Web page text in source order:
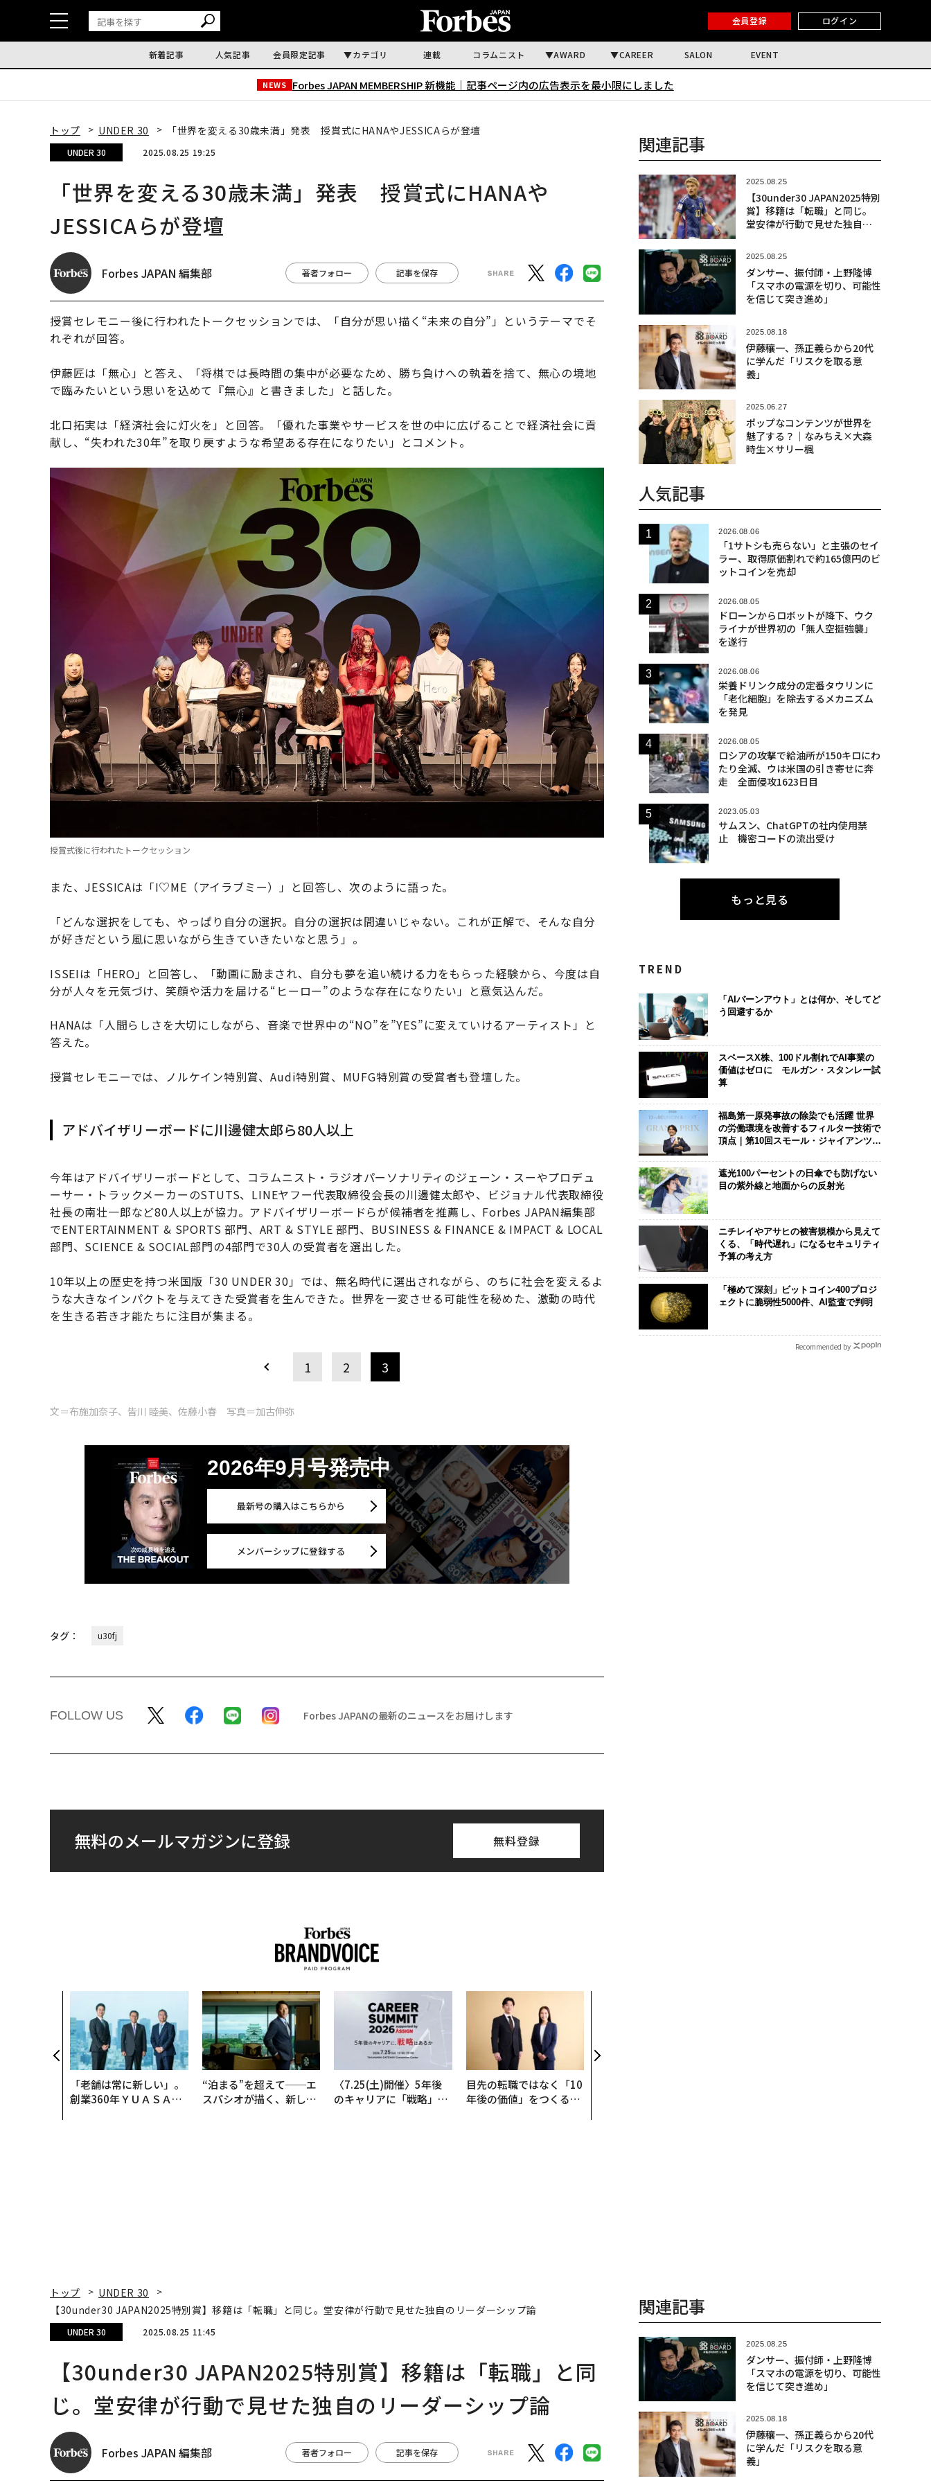
会員登録 ログイン
新着記事 人気記事 会員限定記事 カテゴリ 連載 コラムニスト AWARD CAREER SALON EVENT
NEWS Forbes JAPAN MEMBERSHIP 新機能｜ 記事ページ内の広告表示を最小限にしました
トップ UNDER 30 「世界を変える30歳未満」発表 授賞式にHANAやJESSICAらが登壇
UNDER 30 2025.08.25 19:25
「世界を変える30歳未満」発表 授賞式にHANAや
JESSICAらが登壇
Forbes JAPAN 編集部 著者フォロー 記事を保存
授賞セレモニー後に行われたトークセッションでは、「自分が思い描く“未来の自分”」というテーマでそ
れぞれが回答。
伊藤匠は「無心」と答え、「将棋では長時間の集中が必要なため、勝ち負けへの執着を捨て、無心の境地
で臨みたいという思いを込めて『無心』と書きました」と話した。
北口拓実は「経済社会に灯火を」と回答。「優れた事業やサービスを世の中に広げることで経済社会に貢
献し、“失われた30年”を取り戻すような希望ある存在になりたい」とコメント。
授賞式後に行われたトークセッション
また、JESSICAは「I♡ME（アイラブミー）」と回答し、次のように語った。
「どんな選択をしても、やっぱり自分の選択。自分の選択は間違いじゃない。これが正解で、そんな自分
が好きだという風に思いながら生きていきたいなと思う」。
ISSEIは「HERO」と回答し、「動画に励まされ、自分も夢を追い続ける力をもらった経験から、今度は自
分が人々を元気づけ、笑顔や活力を届ける“ヒーロー”のような存在になりたい」と意気込んだ。
HANAは「人間らしさを大切にしながら、音楽で世界中の“NO”を”YES”に変えていけるアーティスト」と
答えた。
授賞セレモニーでは、ノルケイン特別賞、Audi特別賞、MUFG特別賞の受賞者も登壇した。
アドバイザリーボードに川邊健太郎ら80人以上
今年はアドバイザリーボードとして、コラムニスト・ラジオパーソナリティのジェーン・スーやプロデュ
ーサー・トラックメーカーのSTUTS、LINEヤフー代表取締役会長の川邊健太郎や、ビジョナル代表取締役
社長の南壮一郎など80人以上が協力。アドバイザリーボードらが候補者を推薦し、Forbes JAPAN編集部
でENTERTAINMENT & SPORTS 部門、ART & STYLE 部門、BUSINESS & FINANCE & IMPACT & LOCAL
部門、SCIENCE & SOCIAL部門の4部門で30人の受賞者を選出した。
10年以上の歴史を持つ米国版「30 UNDER 30」では、無名時代に選出されながら、のちに社会を変えるよ
うな大きなインパクトを与えてきた受賞者を生んできた。世界を一変させる可能性を秘めた、激動の時代
を生きる若き才能たちに注目が集まる。
1 2 3
文＝布施加奈子、皆川 睦美、佐藤小春 写真＝加古伸弥
2026年9月号発売中
最新号の購入はこちらから
メンバーシップに登録する
タグ： u30fj
FOLLOW US Forbes JAPANの最新のニュースをお届けします
無料のメールマガジンに登録 無料登録
「老舗は常に新しい」。
創業360年ＹＵＡＳＡと
“泊まる”を超えて──エ
スパシオが描く、新しい
〈7.25(土)開催〉5年後
のキャリアに「戦略」は
目先の転職ではなく「10
年後の価値」をつくる─
「挑戦者の明日」
関連記事
2025.08.25
【30under30 JAPAN2025特別
賞】移籍は「転職」と同じ。
堂安律が行動で見せた独自の
2025.08.25
ダンサー、振付師・上野隆博
「スマホの電源を切り、可能性
を信じて突き進め」
2025.08.18
伊藤穰一、孫正義らから20代
に学んだ「リスクを取る意
義」
2025.06.27
ポップなコンテンツが世界を
魅了する？│なみちえ×大森
時生×サリー楓
人気記事
2026.08.06
「1サトシも売らない」と主張のセイ
ラー、取得原価割れで約165億円のビ
ットコインを売却
2026.08.05
ドローンからロボットが降下、ウク
ライナが世界初の「無人空挺強襲」
を遂行
2026.08.06
栄養ドリンク成分の定番タウリンに
「老化細胞」を除去するメカニズム
を発見
2026.08.05
ロシアの攻撃で給油所が150キロにわ
たり全滅、ウは米国の引き寄せに奔
走 全面侵攻1623日目
2023.05.03
サムスン、ChatGPTの社内使用禁
止 機密コードの流出受け
もっと見る
TREND
「AIバーンアウト」とは何か、そしてど
う回避するか
スペースX株、100ドル割れでAI事業の
価値はゼロに モルガン・スタンレー試
算
福島第一原発事故の除染でも活躍 世界
の労働環境を改善するフィルター技術で
頂点｜第10回スモール・ジャイアンツ
遮光100パーセントの日傘でも防げない
目の紫外線と地面からの反射光
ニチレイやアサヒの被害規模から見えて
くる、「時代遅れ」になるセキュリティ
予算の考え方
「極めて深刻」ビットコイン400プロジ
ェクトに脆弱性5000件、AI監査で判明
Recommended by
トップ
UNDER 30
【30under30 JAPAN2025特別賞】移籍は「転職」と同じ。堂安律が行動で見せた独自のリーダーシップ論
UNDER 30 2025.08.25 11:45
【30under30 JAPAN2025特別賞】移籍は「転職」と同
じ。堂安律が行動で見せた独自のリーダーシップ論
Forbes JAPAN 編集部 著者フォロー 記事を保存
関連記事
2025.08.25
ダンサー、振付師・上野隆博
「スマホの電源を切り、可能性
を信じて突き進め」
2025.08.18
伊藤穰一、孫正義らから20代
に学んだ「リスクを取る意
義」